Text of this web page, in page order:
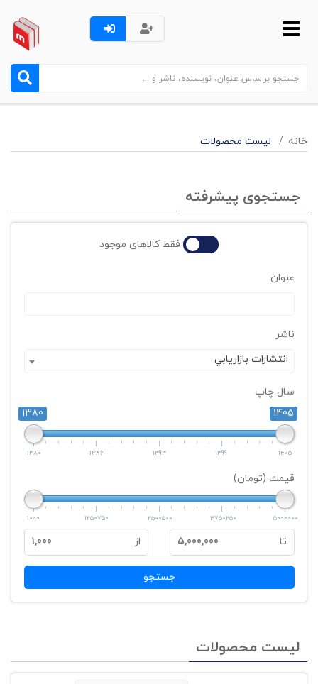
خانه لیست محصولات
جستجوی پیشرفته
فقط کالاهای موجود
عنوان
ناشر
انتشارات بازاريابي
سال چاپ
1380
1405
1380 1386 1393 1399 1405
قیمت (تومان)
1000 1250750 2500500 3750250 5000000
تا 5,000,000 از 1,000
جستجو
لیست محصولات